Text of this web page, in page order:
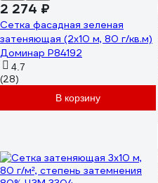
2 274 ₽
Сетка фасадная зеленая
затеняющая (2x10 м, 80 г/кв.м)
Доминар P84192
4.7
(28)
В корзину